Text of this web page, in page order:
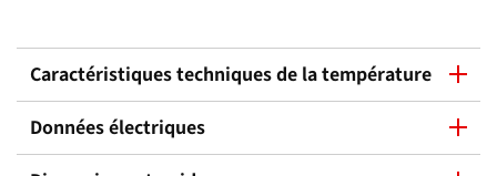
Caractéristiques techniques de la température
Données électriques